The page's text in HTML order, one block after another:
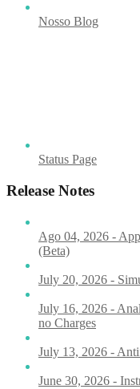
Nosso Blog
Status Page
Release Notes
Ago 04, 2026 -
(Beta)
July 20, 2026 -
July 16, 2026 -
no Charges
July 13, 2026 -
June 30, 2026 -